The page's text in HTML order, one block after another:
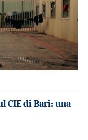
CIE di Bari: una